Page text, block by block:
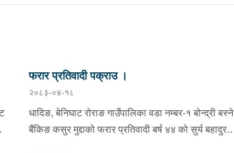
फरार प्रतिवादी पक्राउ ।
२०८३-०४-१८
धादिङ, बेनिघाट रोराङ गाउँपालिका वडा नम्बर-१ बोन्द्री बस्ने
बैंकिङ कसुर मुद्दाको फरार प्रतिवादी बर्ष ४४ को सुर्य बहादुर